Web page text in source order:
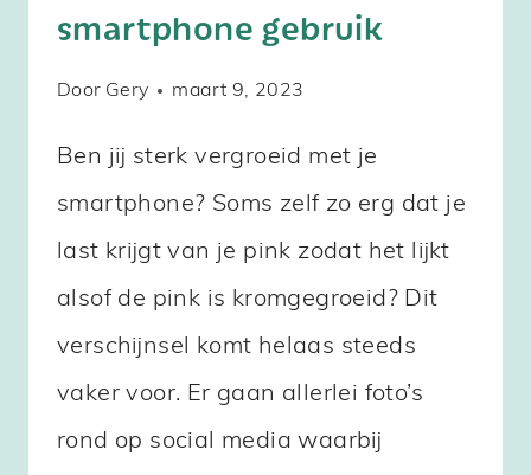
smartphone gebruik
Door Gery maart 9, 2023
Ben jij sterk vergroeid met je
smartphone? Soms zelf zo erg dat je
last krijgt van je pink zodat het lijkt
alsof de pink is kromgegroeid? Dit
verschijnsel komt helaas steeds
vaker voor. Er gaan allerlei foto’s
rond op social media waarbij